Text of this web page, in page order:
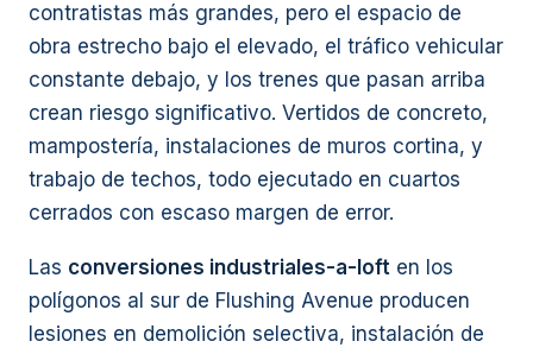
contratistas más grandes, pero el espacio de
obra estrecho bajo el elevado, el tráfico vehicular
constante debajo, y los trenes que pasan arriba
crean riesgo significativo. Vertidos de concreto,
mampostería, instalaciones de muros cortina, y
trabajo de techos, todo ejecutado en cuartos
cerrados con escaso margen de error.
Las conversiones industriales-a-loft en los
polígonos al sur de Flushing Avenue producen
lesiones en demolición selectiva, instalación de